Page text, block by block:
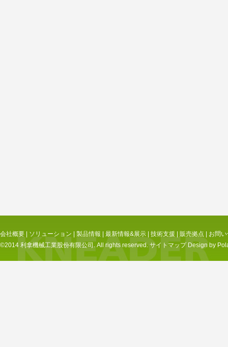
会社概要 ソリューション 製品情報 最新情報&展示 技術支援 販売拠点
お問
©2014 利拿機械工業股份有限公司. All rights reserved.サイトマップ Design by